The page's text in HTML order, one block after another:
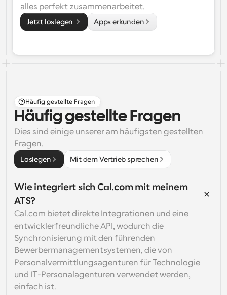
alles perfekt zusammenarbeitet.
Jetzt loslegen Apps erkunden
Häufig gestellte Fragen
Häufig gestellte Fragen
Dies sind einige unserer am häufigsten gestellten
Fragen.
Loslegen Mit dem Vertrieb sprechen
Wie integriert sich Cal.com mit meinem
ATS?
Cal.com bietet direkte Integrationen und eine
entwicklerfreundliche API, wodurch die
Synchronisierung mit den führenden
Bewerbermanagementsystemen, die von
Personalvermittlungsagenturen für Technologie
und IT-Personalagenturen verwendet werden,
einfach ist.